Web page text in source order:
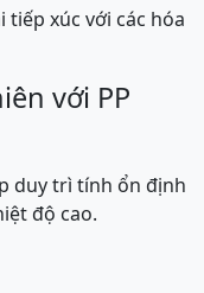
tiếp xúc với các hóa
với PP
duy trì tính ổn định
độ cao.